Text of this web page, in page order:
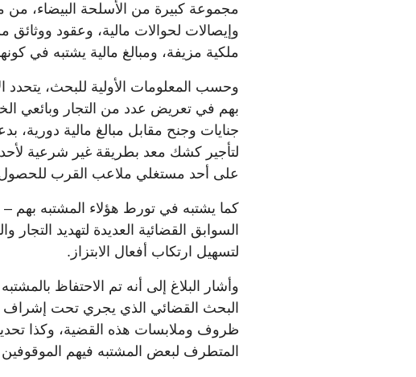
مجموعة كبيرة من الأسلحة البيضاء، من
وإيصالات لحوالات مالية، وعقود
ملكية مزيفة، ومبالغ مالية يشتبه في
وحسب المعلومات الأولية للبحث،
بهم في تعريض عدد من التجار وبائعي
جنايات وجنح مقابل مبالغ مالية دورية،
لتأجير كشك معد بطريقة غير شرعية
على أحد مستغلي ملاعب القرب للحصول
كما يشتبه في تورط هؤلاء المشتبه
السوابق القضائية العديدة لتهديد
لتسهيل ارتكاب أفعال الابتزاز.
وأشار البلاغ إلى أنه تم الاحتفاظ
البحث القضائي الذي يجري تحت إشراف
ظروف وملابسات هذه القضية، وكذا تحديد
المتطرف لبعض المشتبه فيهم الموقوفين